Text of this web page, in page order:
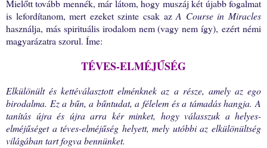
Mielőtt tovább mennék, már látom, hogy muszáj két újabb fogalmat
is lefordítanom, mert ezeket szinte csak azA Course in Miracles
használja, más spirituális irodalom nem (vagy nem így), ezért némi
magyarázatra szorul. Íme:
TÉVES-ELMÉJŰSÉG
Elkülönült és kettéválasztott elménknek az a része, amely az ego
birodalma. Ez a bűn, a bűntudat, a félelem és a támadás hangja. A
tanítás újra és újra arra kér minket, hogy válasszuk a helyes-
elméjűséget a téves-elméjűség helyett, mely utóbbi az elkülönültség
világában tart fogva bennünket.